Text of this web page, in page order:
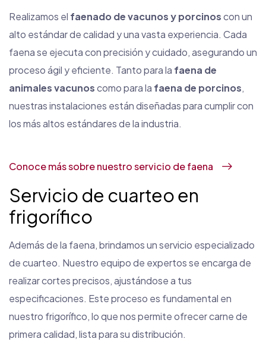
Realizamos el faenado de vacunos y porcinoscon un
alto estándar de calidad y una vasta experiencia. Cada
faena se ejecuta con precisión y cuidado, asegurando un
proceso ágil y eficiente. Tanto para la faena de
animales vacunoscomo para la faena de porcinos,
nuestras instalaciones están diseñadas para cumplir con
los más altos estándares de la industria.
Conoce más sobre nuestro servicio de faena
Servicio de cuarteo en
frigorífico
Además de la faena, brindamos un servicio especializado
de cuarteo. Nuestro equipo de expertos se encarga de
realizar cortes precisos, ajustándose a tus
especificaciones. Este proceso es fundamental en
nuestro frigorífico, lo que nos permite ofrecer carne de
primera calidad, lista para su distribución.